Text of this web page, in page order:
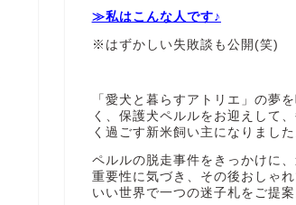
≫私はこんな人です♪
※はずかしい失敗談も公開(笑)
「愛犬と暮らすアトリエ」の夢
く、保護犬ペルルをお迎えして
く過ごす新米飼い主になりました
ペルルの脱走事件をきっかけに
重要性に気づき、その後おしゃ
いい世界で一つの迷子札をご提案